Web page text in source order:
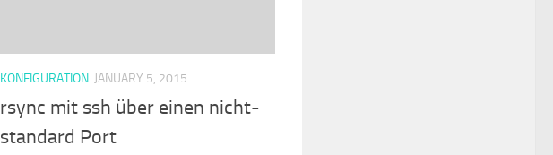
KONFIGURATION JANUARY 5, 2015
rsync mit ssh über einen nicht-
standard Port